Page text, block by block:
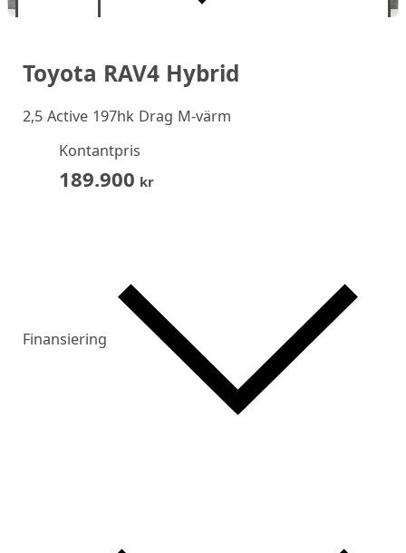
Toyota RAV4 Hybrid
2,5 Active 197hk Drag M-värm
Kontantpris
189.900 kr
Finansiering